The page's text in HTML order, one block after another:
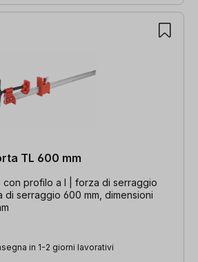
TL 600 mm
profilo a I | forza di serraggio
di serraggio 600 mm, dimensioni
in 1-2 giorni lavorativi